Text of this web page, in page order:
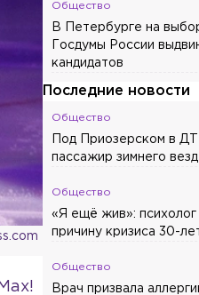
Общество
В Петербурге на
Госдумы России
кандидатов
Последние новости
Общество
Под Приозерском в
пассажир зимнего
Общество
«Я ещё жив»: психолог
причину кризиса 30-
Общество
Врач призвала